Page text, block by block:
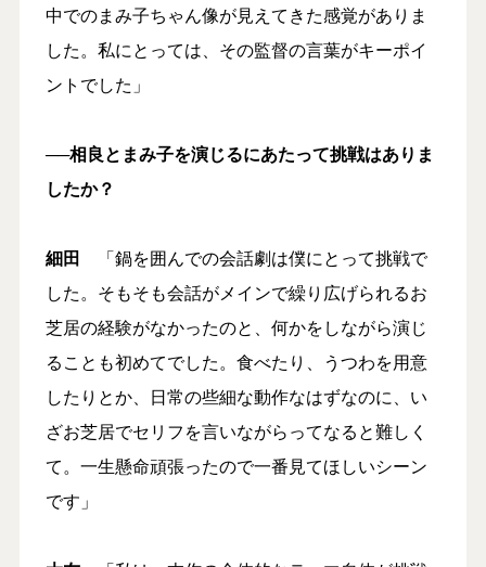
中でのまみ子ちゃん像が見えてきた感覚がありま
した。私にとっては、その監督の言葉がキーポイ
ントでした」
──相良とまみ子を演じるにあたって挑戦はありま
したか？
細田 「鍋を囲んでの会話劇は僕にとって挑戦で
した。そもそも会話がメインで繰り広げられるお
芝居の経験がなかったのと、何かをしながら演じ
ることも初めてでした。食べたり、うつわを用意
したりとか、日常の些細な動作なはずなのに、い
ざお芝居でセリフを言いながらってなると難しく
て。一生懸命頑張ったので一番見てほしいシーン
です」